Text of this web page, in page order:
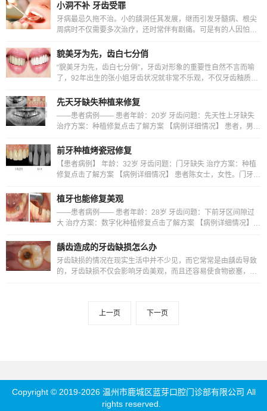
小洞不补 牙齿受罪
牙病最忌久拖不治。小的龋洞任其发展，继而引发牙髓病、根尖
周病时不仅需要多次治疗，还时常伴有剧痛。可是有的人因怕补
貌美牙为先，齿白七分俏
“貌美牙为先，齿白七分俏”，牙齿对形象的重要性自然不言而喻
了，92年出生的张小姐牙齿状况就非常不乐观，不仅牙齿釉质发
先天牙缺失种植来修复
——患者病例—— 患者年龄：20岁 牙齿问题：先天性上牙缺失
治疗方案：种植修复点击了解方案 【病例详细情况】 患者，男，
前牙种植烤瓷冠修复
【患者病例】 年龄：32岁 牙齿问题：门牙缺失 治疗方案：种植
修复点击了解方案 【病例详细情况】 患者陈女士，女性。门牙缺
植牙也能修复美观
——患者病例—— 患者年龄：28岁 牙齿问题：下前牙区间隙过
大 治疗方案：数字化种植修复点击了解方案 【病例详细情况】
龋齿造成的牙齿缺损怎么办
牙齿缺损的情况在现实生活中并不少见，而它常常是由龋齿导致
的，牙齿缺损不仅会影响牙齿美观，而且还容易使食物嵌塞，引
上一页 下一页
Copyright © 2019-2026 温州市鹿城区蓝芽口腔门诊部有限公司 All
rights reserved.